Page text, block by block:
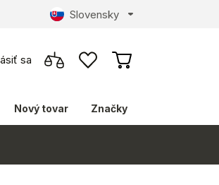
Slovensky
sa
Nový tovar Značky